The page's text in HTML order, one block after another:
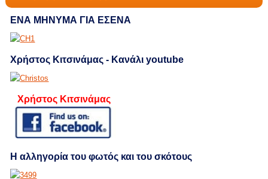
ΕΝΑ ΜΗΝΥΜΑ ΓΙΑ ΕΣΕΝΑ
Χρήστος Κιτσινάμας - Κανάλι youtube
Χρήστος Κιτσινάμας
Η αλληγορία του φωτός και του σκότους